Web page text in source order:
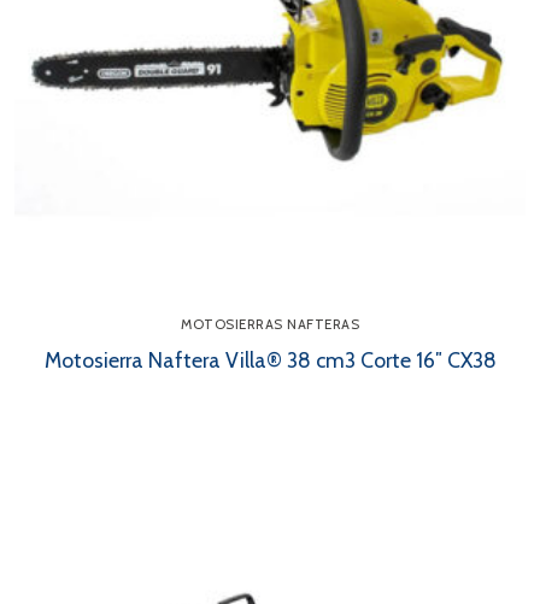
MOTOSIERRAS NAFTERAS
Motosierra Naftera Villa® 38 cm3 Corte 16″ CX38